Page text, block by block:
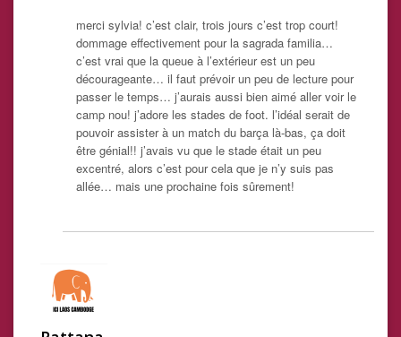
merci sylvia! c’est clair, trois jours c’est trop court!
dommage effectivement pour la sagrada familia…
c’est vrai que la queue à l’extérieur est un peu
décourageante… il faut prévoir un peu de lecture pour
passer le temps… j’aurais aussi bien aimé aller voir le
camp nou! j’adore les stades de foot. l’idéal serait de
pouvoir assister à un match du barça là-bas, ça doit
être génial!! j’avais vu que le stade était un peu
excentré, alors c’est pour cela que je n’y suis pas
allée… mais une prochaine fois sûrement!